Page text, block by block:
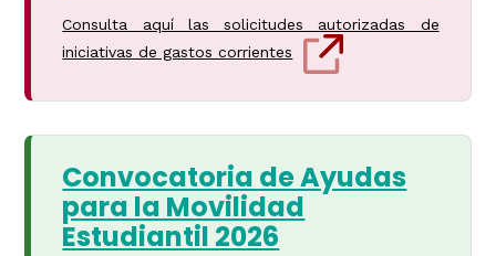
Consulta aquí las solicitudes autorizadas de
iniciativas de gastos corrientes
Convocatoria de Ayudas
para la Movilidad
Estudiantil 2026